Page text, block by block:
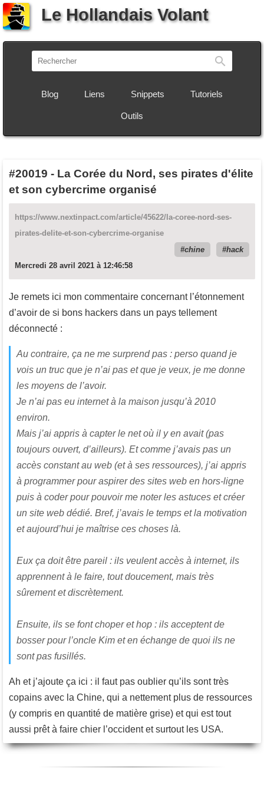
Le Hollandais Volant
Blog Liens Snippets Tutoriels
Outils
#20019 - La Corée du Nord, ses pirates d'élite
et son cybercrime organisé
https://www.nextinpact.com/article/45622/la-coree-nord-ses-
pirates-delite-et-son-cybercrime-organise
chine
hack
Mercredi 28 avril 2021 à 12:46:58
Je remets ici mon commentaire concernant l’étonnement
d’avoir de si bons hackers dans un pays tellement
déconnecté :
Au contraire, ça ne me surprend pas : perso quand je
vois un truc que je n’ai pas et que je veux, je me donne
les moyens de l’avoir.
Je n’ai pas eu internet à la maison jusqu’à 2010
environ.
Mais j’ai appris à capter le net où il y en avait (pas
toujours ouvert, d’ailleurs). Et comme j’avais pas un
accès constant au web (et à ses ressources), j’ai appris
à programmer pour aspirer des sites web en hors-ligne
puis à coder pour pouvoir me noter les astuces et créer
un site web dédié. Bref, j’avais le temps et la motivation
et aujourd’hui je maîtrise ces choses là.
Eux ça doit être pareil : ils veulent accès à internet, ils
apprennent à le faire, tout doucement, mais très
sûrement et discrètement.
Ensuite, ils se font choper et hop : ils acceptent de
bosser pour l’oncle Kim et en échange de quoi ils ne
sont pas fusillés.
Ah et j’ajoute ça ici : il faut pas oublier qu’ils sont très
copains avec la Chine, qui a nettement plus de ressources
(y compris en quantité de matière grise) et qui est tout
aussi prêt à faire chier l’occident et surtout les USA.